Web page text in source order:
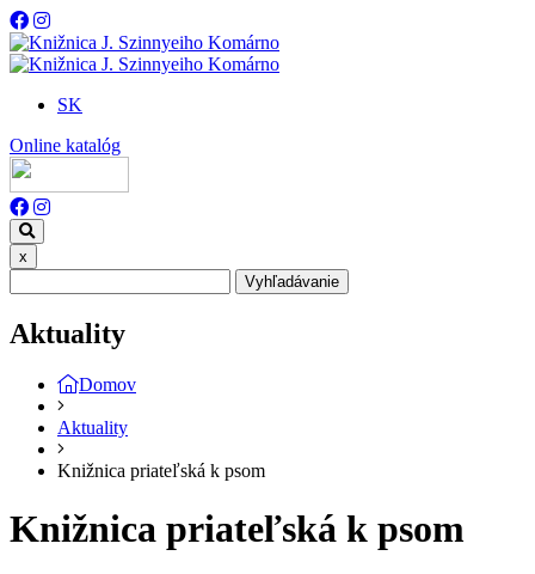
SK
Online katalóg
x
Vyhľadávanie
Aktuality
Domov
Aktuality
Knižnica priateľská k psom
Knižnica priateľská k psom